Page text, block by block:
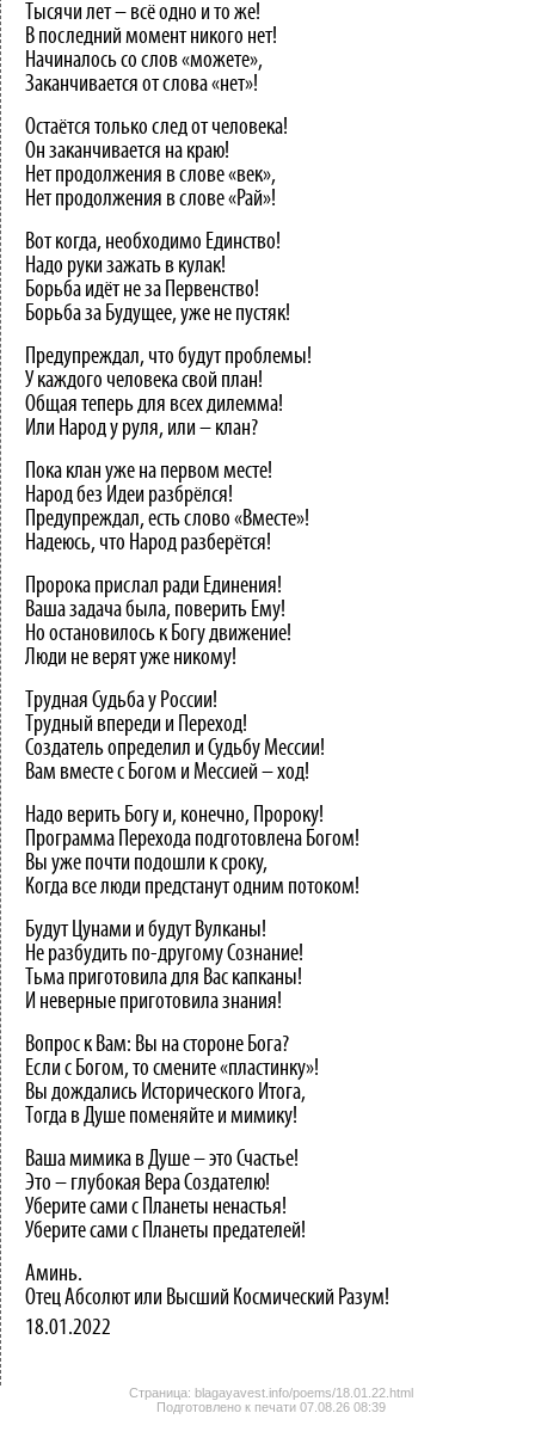
Тысячи лет – всё одно и то же!
В последний момент никого нет!
Начиналось со слов «можете»,
Заканчивается от слова «нет»!
Остаётся только след от человека!
Он заканчивается на краю!
Нет продолжения в слове «век»,
Нет продолжения в слове «Рай»!
Вот когда, необходимо Единство!
Надо руки зажать в кулак!
Борьба идёт не за Первенство!
Борьба за Будущее, уже не пустяк!
Предупреждал, что будут проблемы!
У каждого человека свой план!
Общая теперь для всех дилемма!
Или Народ у руля, или – клан?
Пока клан уже на первом месте!
Народ без Идеи разбрёлся!
Предупреждал, есть слово «Вместе»!
Надеюсь, что Народ разберётся!
Пророка прислал ради Единения!
Ваша задача была, поверить Ему!
Но остановилось к Богу движение!
Люди не верят уже никому!
Трудная Судьба у России!
Трудный впереди и Переход!
Создатель определил и Судьбу Мессии!
Вам вместе с Богом и Мессией – ход!
Надо верить Богу и, конечно, Пророку!
Программа Перехода подготовлена Богом!
Вы уже почти подошли к сроку,
Когда все люди предстанут одним потоком!
Будут Цунами и будут Вулканы!
Не разбудить по-другому Сознание!
Тьма приготовила для Вас капканы!
И неверные приготовила знания!
Вопрос к Вам: Вы на стороне Бога?
Если с Богом, то смените «пластинку»!
Вы дождались Исторического Итога,
Тогда в Душе поменяйте и мимику!
Ваша мимика в Душе – это Счастье!
Это – глубокая Вера Создателю!
Уберите сами с Планеты ненастья!
Уберите сами с Планеты предателей!
Аминь.
Отец Абсолют или Высший Космический Разум!
18.01.2022
Страница: blagayavest.info/poems/18.01.22.html
Подготовлено к печати 07.08.26 08:39